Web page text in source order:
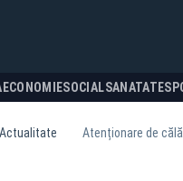
ECONOMIESOCIALSANATATE
Actualitate Atenționare de